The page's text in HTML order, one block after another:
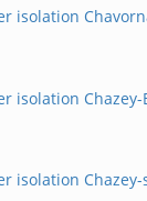
isolation
isolation Chazey-
isolation